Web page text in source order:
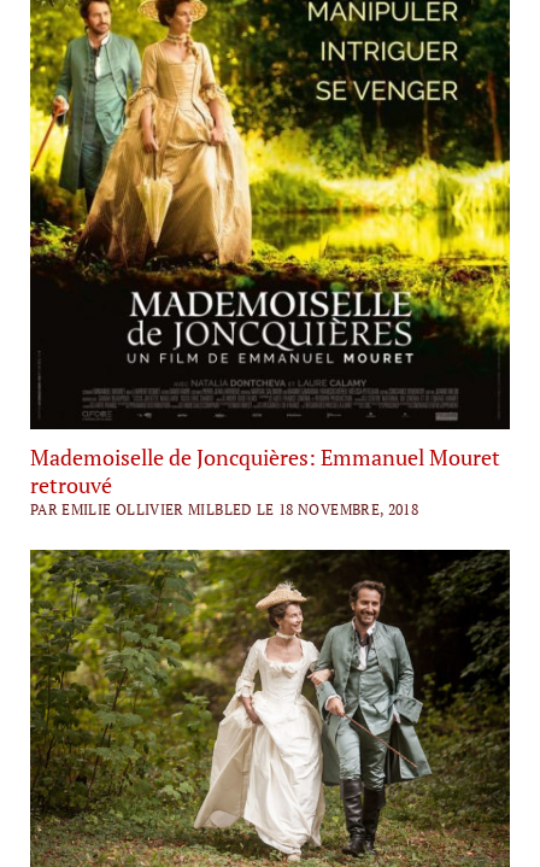
Mademoiselle de Joncquières: Emmanuel Mouret
retrouvé
PAR EMILIE OLLIVIER MILBLED LE 18 NOVEMBRE, 2018